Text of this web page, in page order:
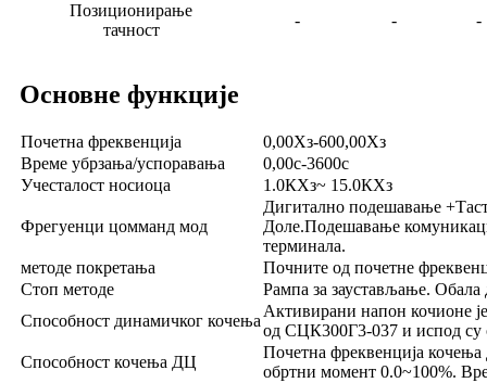
Позиционирање
тачност
- - -
Основне функције
Почетна фреквенција
0,00Хз-600,00Хз
Време убрзања/успоравања
0,00с-3600с
Учесталост носиоца
1.0КХз~ 15.0КХз
Фрегуенци цомманд мод
Дигитално подешавање
Доле.Подешавање
терминала.
методе покретања
Почните од почетне
Стоп методе
Рампа за заустављање.
Способност динамичког кочења
Активирани напон кочионе
од СЦК300Г3-037 и испод су
Способност кочења ДЦ
Почетна фреквенција
обртни момент 0.0~100%.